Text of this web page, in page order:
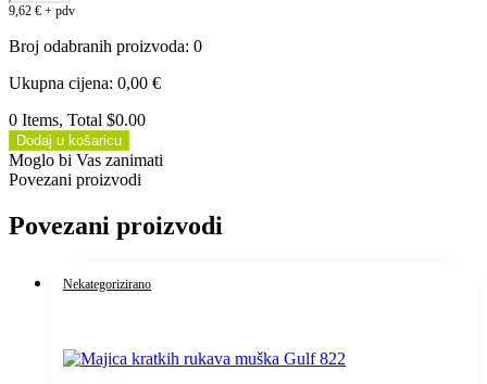
9,62 € + pdv
Broj odabranih proizvoda: 0
Ukupna cijena: 0,00 €
0 Items, Total $0.00
Dodaj u košaricu
Moglo bi Vas zanimati
Povezani proizvodi
Povezani proizvodi
Nekategorizirano